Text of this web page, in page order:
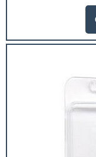
um
extremamente